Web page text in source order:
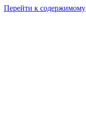
Перейти к содержимому